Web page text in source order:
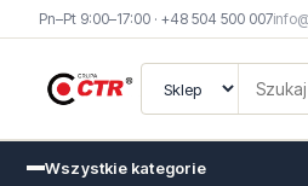
Pn–Pt 9:00–17:00 · +48 504 500 007
Wszystkie kategorie